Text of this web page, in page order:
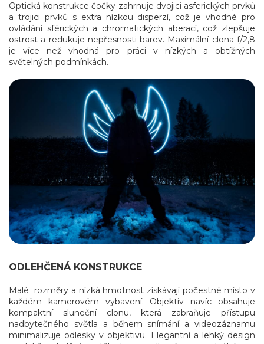
Optická konstrukce čočky zahrnuje dvojici asferických prvků
a trojici prvků s extra nízkou disperzí, což je vhodné pro
ovládání sférických a chromatických aberací, což zlepšuje
ostrost a redukuje nepřesnosti barev. Maximální clona f/2,8
je více než vhodná pro práci v nízkých a obtížných
světelných podmínkách.
ODLEHČENÁ KONSTRUKCE
Malé rozměry a nízká hmotnost získávají počestné místo v
každém kamerovém vybavení. Objektiv navíc obsahuje
kompaktní sluneční clonu, která zabraňuje přístupu
nadbytečného světla a během snímání a videozáznamu
minimalizuje odlesky v objektivu. Elegantní a lehký design